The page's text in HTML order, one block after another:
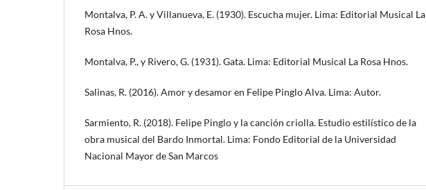
Montalva, P. A. y Villanueva, E. (1930). Escucha mujer. Lima: Editorial Musical La
Rosa Hnos.
Montalva, P., y Rivero, G. (1931). Gata. Lima: Editorial Musical La Rosa Hnos.
Salinas, R. (2016). Amor y desamor en Felipe Pinglo Alva. Lima: Autor.
Sarmiento, R. (2018). Felipe Pinglo y la canción criolla. Estudio estilístico de la
obra musical del Bardo Inmortal. Lima: Fondo Editorial de la Universidad
Nacional Mayor de San Marcos